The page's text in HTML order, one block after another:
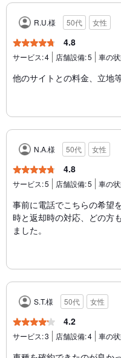
R.U.様 50代 女性
4.8
サービス:4 店舗設備:5 車の
他のサイトとの料金、立地
N.A.様 50代 女性
4.8
サービス:5 店舗設備:5 車の
事前に電話でこちらの希望
時と返却時の対応、どの方
ました。
S.T.様 50代 女性
4.2
サービス:3 店舗設備:4 車の